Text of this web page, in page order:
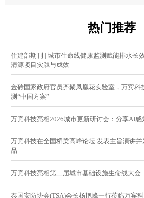
热门推荐
住建部期刊 | 城市生命线健康监测赋能排水长
清源项目实践与成效
金砖国家政府官员齐聚凤凰花实验室，万宾科
测“中国方案”
万宾科技亮相2026城市更新研讨会：分享AI感
万宾科技在全国桥梁高峰论坛 发表主旨演讲
品
万宾科技亮相第二届城市基础设施生命线大会
泰国安防协会(TSA)会长杨艳峰一行莅临万宾